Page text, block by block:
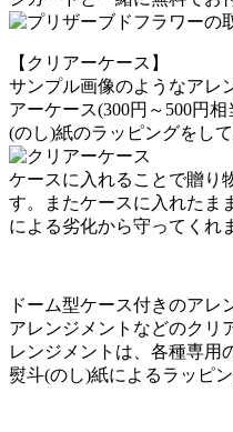
【クリアーケース】
サンプル画像のようなアレ
アーケース(300円～500円
(のし)紙のラッピングをし
ケースに入れることで贈り
す。またケースに入れたま
による劣化から守ってくれ
ドーム型ケース付きのアレ
アレンジメントなどのクリ
レンジメントは、各種専用
熨斗(のし)紙によるラッピ